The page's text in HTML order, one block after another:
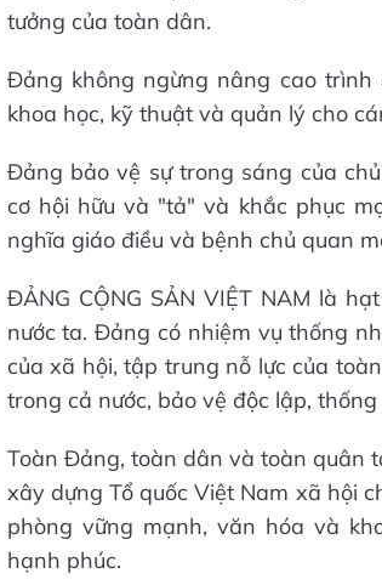
tưởng của toàn dân.
Đảng không ngừng nâng cao
khoa học, kỹ thuật và quản lý cho
Đảng bảo vệ sự trong sáng của
cơ hội hữu và "tả" và khắc phục
nghĩa giáo điều và bệnh chủ quan
ĐẢNG CỘNG SẢN VIỆT NAM là
nước ta. Đảng có nhiệm vụ thống
của xã hội, tập trung nỗ lực của
trong cả nước, bảo vệ độc lập,
Toàn Đảng, toàn dân và toàn quân
xây dựng Tổ quốc Việt Nam xã hội
phòng vững mạnh, văn hóa và
hạnh phúc.